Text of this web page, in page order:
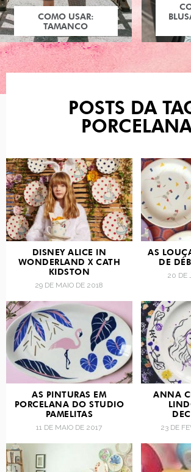
COMO USAR:
TAMANCO
POSTS DA
DISNEY ALICE IN
WONDERLAND X CATH
KIDSTON
29 DE MAIO DE 2018
AS
DE
20 DE
AS PINTURAS EM
PORCELANA DO STUDIO
PAMELITAS
11 DE MAIO DE 2017
ANNA
23 DE